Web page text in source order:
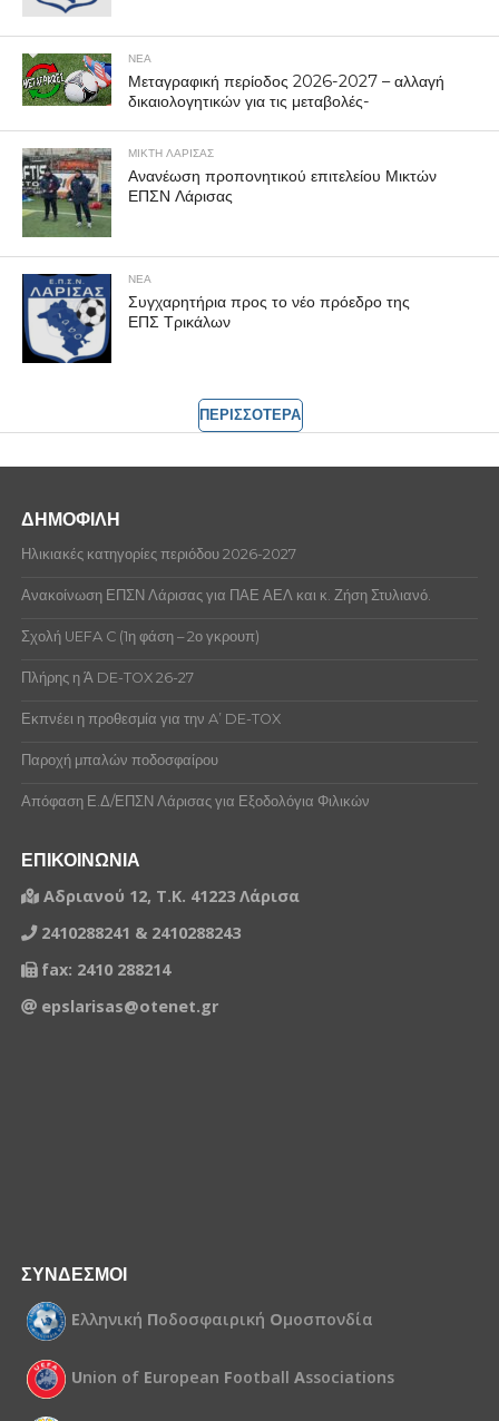
ΝΕΑ
Μεταγραφική περίοδος 2026-2027 – αλλαγή
δικαιολογητικών για τις μεταβολές-
ΜΙΚΤΗ ΛΑΡΙΣΑΣ
Ανανέωση προπονητικού επιτελείου Μικτών
ΕΠΣΝ Λάρισας
ΝΕΑ
Συγχαρητήρια προς το νέο πρόεδρο της
ΕΠΣ Τρικάλων
ΠΕΡΙΣΣΟΤΕΡΑ
ΔΗΜΟΦΙΛΗ
Ηλικιακές κατηγορίες περιόδου 2026-2027
Ανακοίνωση ΕΠΣΝ Λάρισας για ΠΑΕ ΑΕΛ και κ. Ζήση Στυλιανό.
Σχολή UEFA C (1η φάση – 2ο γκρουπ)
Πλήρης η Ά DE-TOX 26-27
Εκπνέει η προθεσμία για την A’ DE-TOX
Παροχή μπαλών ποδοσφαίρου
Απόφαση Ε.Δ/ΕΠΣΝ Λάρισας για Εξοδολόγια Φιλικών
ΕΠΙΚΟΙΝΩΝΙΑ
Αδριανού 12, Τ.Κ. 41223 Λάρισα
2410288241 & 2410288243
fax: 2410 288214
epslarisas@otenet.gr
ΣΥΝΔΕΣΜΟΙ
Ελληνική Ποδοσφαιρική Ομοσπονδία
Union of European Football Associations